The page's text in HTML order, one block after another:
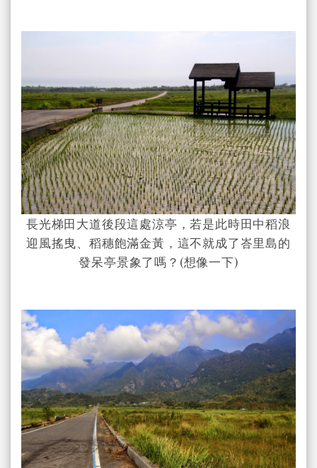
長光梯田大道後段這處涼亭，若是此時田中稻浪
迎風搖曳、稻穗飽滿金黃，這不就成了峇里島的
發呆亭景象了嗎？(想像一下)